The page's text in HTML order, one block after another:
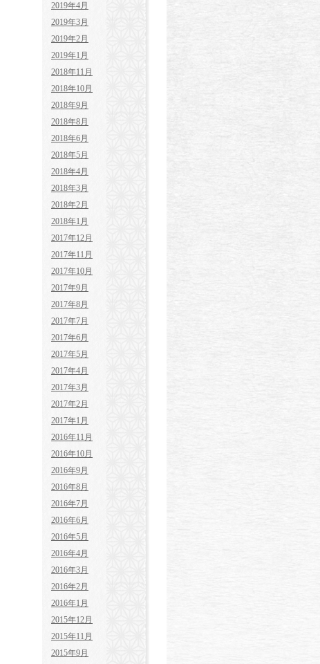
2019年4月
2019年3月
2019年2月
2019年1月
2018年11月
2018年10月
2018年9月
2018年8月
2018年6月
2018年5月
2018年4月
2018年3月
2018年2月
2018年1月
2017年12月
2017年11月
2017年10月
2017年9月
2017年8月
2017年7月
2017年6月
2017年5月
2017年4月
2017年3月
2017年2月
2017年1月
2016年11月
2016年10月
2016年9月
2016年8月
2016年7月
2016年6月
2016年5月
2016年4月
2016年3月
2016年2月
2016年1月
2015年12月
2015年11月
2015年9月